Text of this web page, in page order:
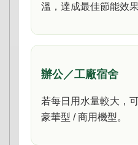
溫，達成最佳節能效果
辦公／工廠宿舍
若每日用水量較大，
豪華型 / 商用機型。